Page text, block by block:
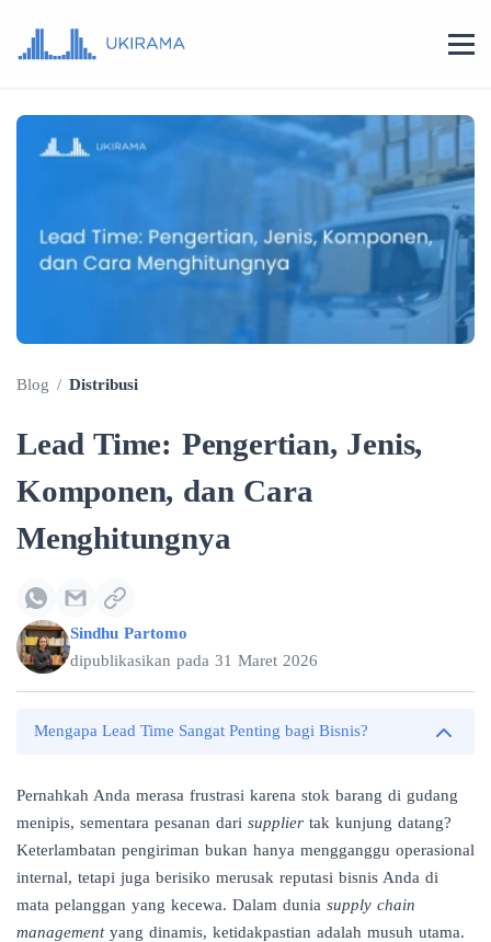
Blog / Distribusi
Lead Time: Pengertian, Jenis,
Komponen, dan Cara
Menghitungnya
Sindhu Partomo
dipublikasikan pada 31 Maret 2026
Mengapa Lead Time Sangat Penting bagi Bisnis?
Pernahkah Anda merasa frustrasi karena stok barang di gudang
menipis, sementara pesanan dari supplier tak kunjung datang?
Keterlambatan pengiriman bukan hanya mengganggu operasional
internal, tetapi juga berisiko merusak reputasi bisnis Anda di
mata pelanggan yang kecewa. Dalam dunia supply chain
managementyang dinamis, ketidakpastian adalah musuh utama.